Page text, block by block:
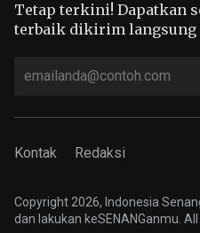
Tetap terkini! Dapatkan
terbaik dikirim langsung
Kontak Redaksi
Copyright 2026, Indonesia
dan lakukan keSENANGanmu.